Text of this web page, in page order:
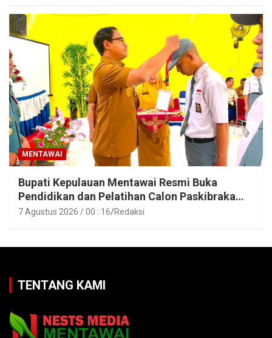
MENTAWAI
Bupati Kepulauan Mentawai Resmi Buka
Pendidikan dan Pelatihan Calon Paskibraka
Tahun 2026
7 Agustus 2026 / 00 : 16 Redaksi
TENTANG KAMI